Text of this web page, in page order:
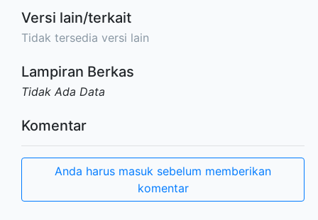
Versi lain/terkait
Tidak tersedia versi lain
Lampiran Berkas
Tidak Ada Data
Komentar
Anda harus masuk sebelum memberikan
komentar